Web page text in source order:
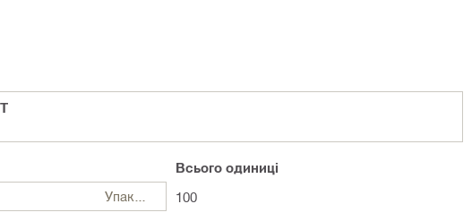
Упаковки
Всього одиниці
100